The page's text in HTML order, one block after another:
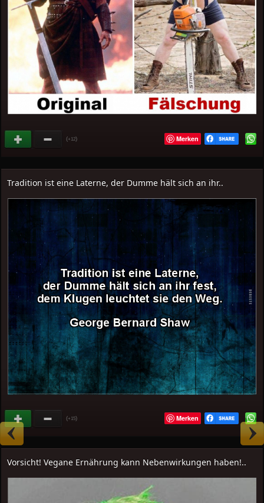
(+12) Merken
Tradition ist eine Laterne, der Dumme hält sich an ihr..
(+15) Merken
Vorsicht! Vegane Ernährung kann Nebenwirkungen haben!..